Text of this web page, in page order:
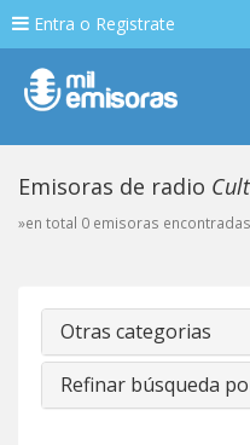
Entra o Registrate
Emisoras de radio
»en total 0 emisoras encontradas
Otras categorias
Refinar búsqueda